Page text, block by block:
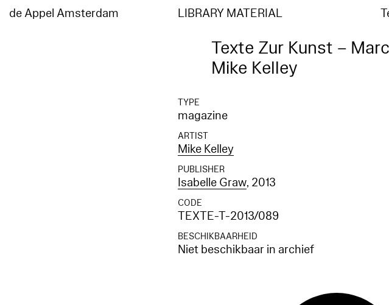
de Appel Amsterdam LIBRARY MATERIAL
Texte Zur Kunst –
Mike Kelley
TYPE
magazine
ARTIST
Mike Kelley
PUBLISHER
Isabelle Graw, 2013
CODE
TEXTE-T-2013/089
BESCHIKBAARHEID
Niet beschikbaar in archief